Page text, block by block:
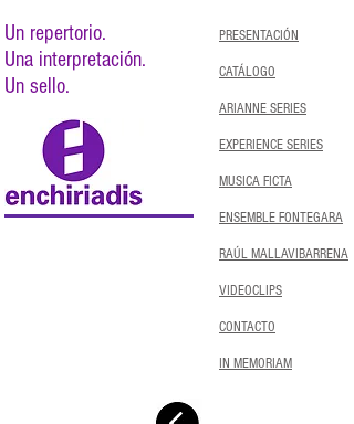
Un repertorio.
Una interpretación.
Un sello.
PRESENTACIÓN
CATÁLOGO
ARIANNE SERIES
EXPERIENCE SERIES
MUSICA FICTA
ENSEMBLE FONTEGARA
RAÚL MALLAVIBARRENA
VIDEOCLIPS
CONTACTO
IN MEMORIAM